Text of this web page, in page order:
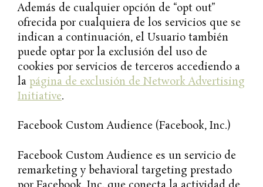
Además de cualquier opción de “opt out”
ofrecida por cualquiera de los servicios que se
indican a continuación, el Usuario también
puede optar por la exclusión del uso de
cookies por servicios de terceros accediendo a
la página de exclusión de Network Advertising
Initiative.
Facebook Custom Audience (Facebook, Inc.)
Facebook Custom Audience es un servicio de
remarketing y behavioral targeting prestado